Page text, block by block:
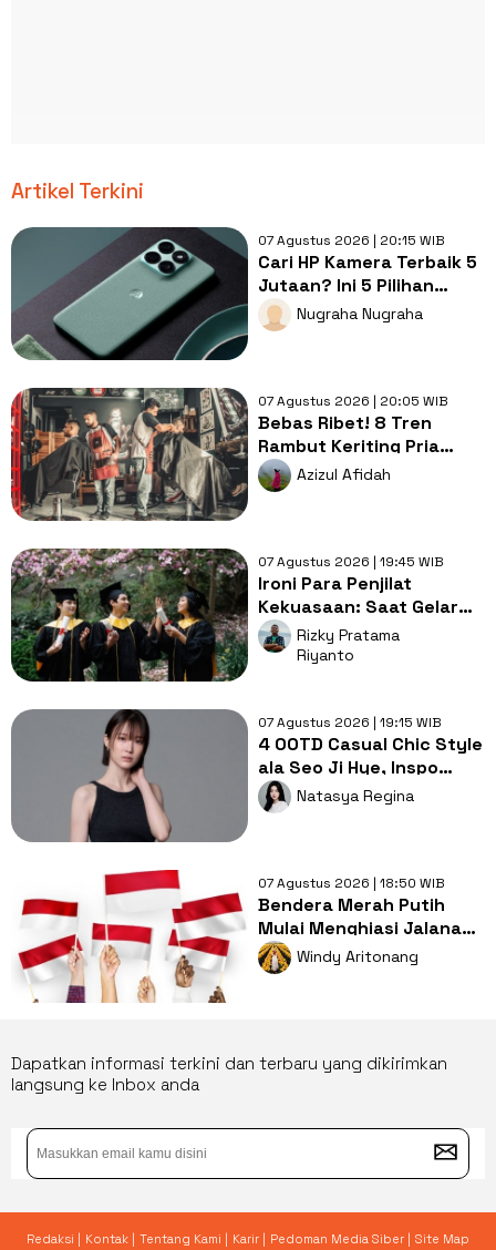
Artikel Terkini
07 Agustus 2026 | 20:15 WIB
Cari HP Kamera Terbaik 5
Jutaan? Ini 5 Pilihan
dengan Foto Paling Tajam
Nugraha Nugraha
07 Agustus 2026 | 20:05 WIB
Bebas Ribet! 8 Tren
Rambut Keriting Pria
untuk Wajah Kotak yang
Gampang Ditata
Azizul Afidah
07 Agustus 2026 | 19:45 WIB
Ironi Para Penjilat
Kekuasaan: Saat Gelar
Akademis Kalah oleh
Mental ABS
Rizky Pratama
Riyanto
07 Agustus 2026 | 19:15 WIB
4 OOTD Casual Chic Style
ala Seo Ji Hye, Inspo
Gaya Ngampus Sampai
Ngantor!
Natasya Regina
07 Agustus 2026 | 18:50 WIB
Bendera Merah Putih
Mulai Menghiasi Jalanan,
Mengapa Tradisi ini
Penting?
Windy Aritonang
Dapatkan informasi terkini dan terbaru yang dikirimkan
langsung ke Inbox anda
Redaksi | Kontak | Tentang Kami | Karir | Pedoman Media Siber | Site Map